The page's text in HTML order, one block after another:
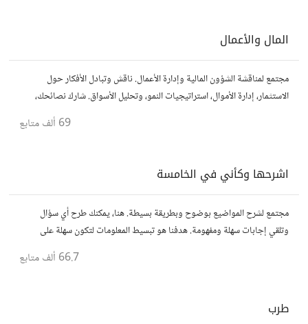
المال والأعمال
مجتمع لمناقشة الشؤون المالية وإدارة الأعمال. ناقش وتبادل الأفكار حول
الاستثمار، إدارة الأموال، استراتيجيات النمو، وتحليل الأسواق. شارك نصائحك،
69 ألف متابع
اشرحها وكأني في الخامسة
مجتمع لشرح المواضيع بوضوح وبطريقة بسيطة. هنا، يمكنك طرح أي سؤال
وتلقي إجابات سهلة ومفهومة. هدفنا هو تبسيط المعلومات لتكون سهلة على
66.7 ألف متابع
طرب